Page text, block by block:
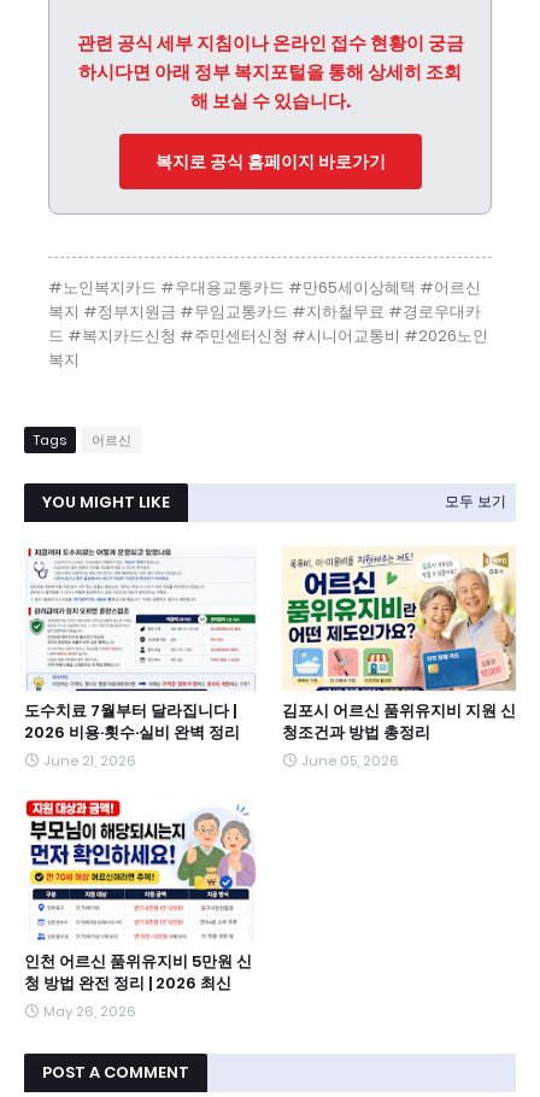
관련 공식 세부 지침이나 온라인 접수 현황이 궁금
하시다면 아래 정부 복지포털을 통해 상세히 조회
해 보실 수 있습니다.
복지로 공식 홈페이지 바로가기
#노인복지카드 #우대용교통카드 #만65세이상혜택 #어르신
복지 #정부지원금 #무임교통카드 #지하철무료 #경로우대카
드 #복지카드신청 #주민센터신청 #시니어교통비 #2026노인
복지
Tags 어르신
YOU MIGHT LIKE 모두 보기
도수치료 7월부터 달라집니다 |
2026 비용·횟수·실비 완벽 정리
June 21, 2026
김포시 어르신 품위유지비 지원 신
청조건과 방법 총정리
June 05, 2026
인천 어르신 품위유지비 5만원 신
청 방법 완전 정리 | 2026 최신
May 26, 2026
POST A COMMENT